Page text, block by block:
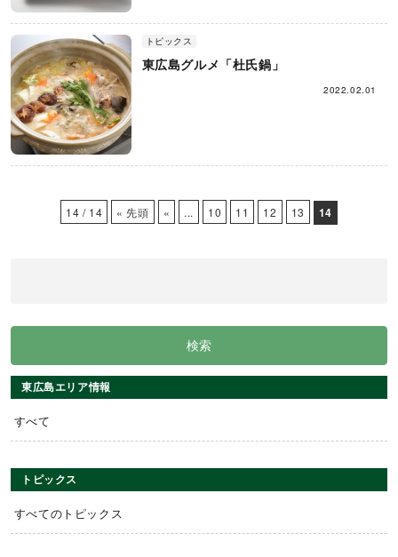
トピックス
東広島グルメ「杜氏鍋」
2022.02.01
14 / 14 « 先頭 « ... 10 11 12 13 14
東広島エリア情報
すべて
トピックス
すべてのトピックス